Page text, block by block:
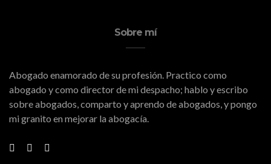
Sobre mí
Abogado enamorado de su profesión. Practico como
abogado y como director de mi despacho; hablo y escribo
sobre abogados, comparto y aprendo de abogados, y pongo
mi granito en mejorar la abogacía.